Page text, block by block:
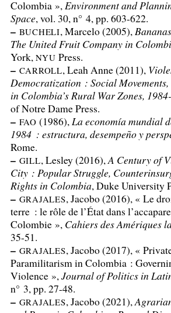
Colombia »,Environment and
Space, vol. 30, n° 4, pp. 603-622.
– BUCHELI, Marcelo (2005),
The United Fruit Company in
York, NYU Press.
– CARROLL, Leah Anne (2011),
Democratization : Social
in Colombia’s Rural War Zones,
of Notre Dame Press.
– FAO (1986),La economía mundial
1984 : estructura, desempeño y
Rome.
– GILL, Lesley (2016),A Century of
City : Popular Struggle,
Rights in Colombia, Duke University
– GRAJALES, Jacobo (2016), « Le
terre : le rôle de l’État dans
Colombie », Cahiers des Amériques
35-51.
– GRAJALES, Jacobo (2017), «
Paramilitarism in Colombia :
Violence »,Journal of Politics in
n° 3, pp. 27-48.
– GRAJALES, Jacobo (2021),